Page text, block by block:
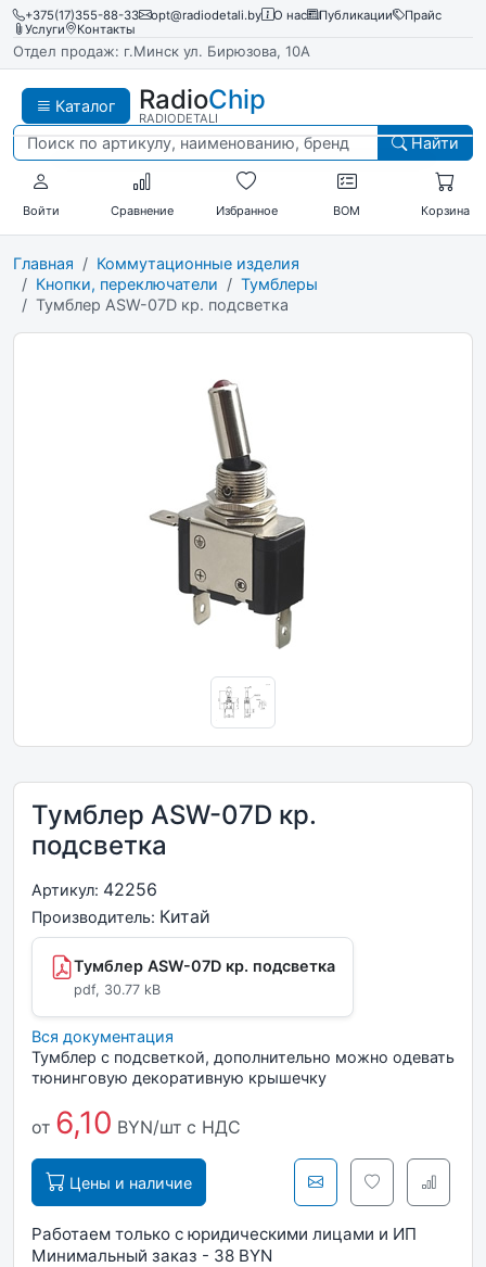
+375(17)355-88-33 opt@radiodetali.by О нас Публикации
Прайс
Услуги
Контакты
Отдел продаж: г.Минск ул. Бирюзова, 10А
Каталог RadioChip
RADIODETALI
Найти
Войти Сравнение Избранное BOM Корзина
Главная
Коммутационные изделия
Кнопки, переключатели
Тумблеры
Тумблер ASW-07D кр. подсветка
Тумблер ASW-07D кр.
подсветка
Артикул: 42256
Производитель: Китай
Тумблер ASW-07D кр. подсветка
pdf, 30.77 kB
Вся документация
Тумблер с подсветкой, дополнительно можно одевать
тюнинговую декоративную крышечку
от 6,10 BYN/шт с НДС
Цены и наличие
Работаем только с юридическими лицами и ИП
Минимальный заказ - 38 BYN